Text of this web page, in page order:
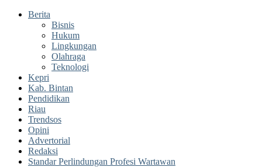
Berita
Bisnis
Hukum
Lingkungan
Olahraga
Teknologi
Kepri
Kab. Bintan
Pendidikan
Riau
Trendsos
Opini
Advertorial
Redaksi
Standar Perlindungan Profesi Wartawan